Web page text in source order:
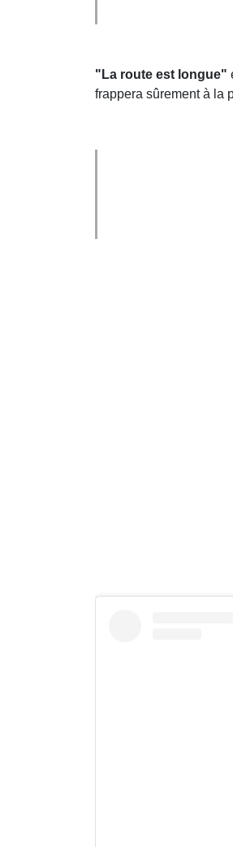
"La route est longue"
frappera sûrement à la